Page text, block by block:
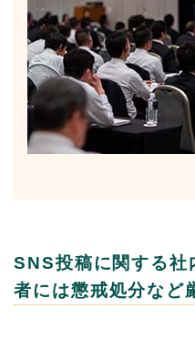
SNS投稿に関する社
者には懲戒処分など